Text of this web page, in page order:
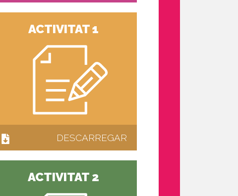
ACTIVITAT 1
DESCARREGAR
ACTIVITAT 2